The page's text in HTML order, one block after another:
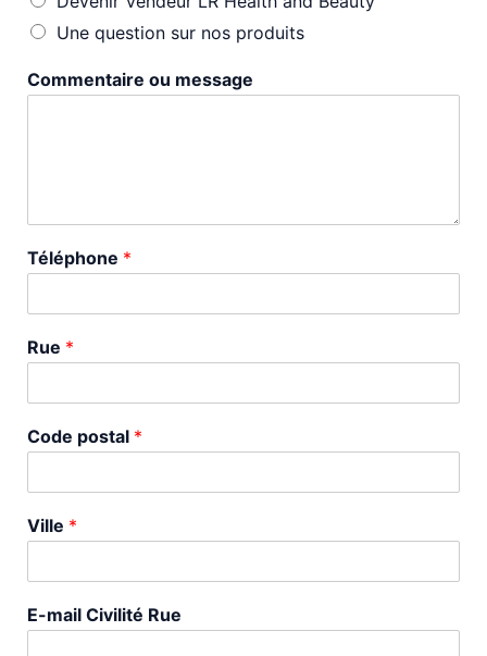
Une question sur nos produits
Commentaire ou message
Téléphone *
Rue *
Code postal *
Ville *
E-mail Civilité Rue